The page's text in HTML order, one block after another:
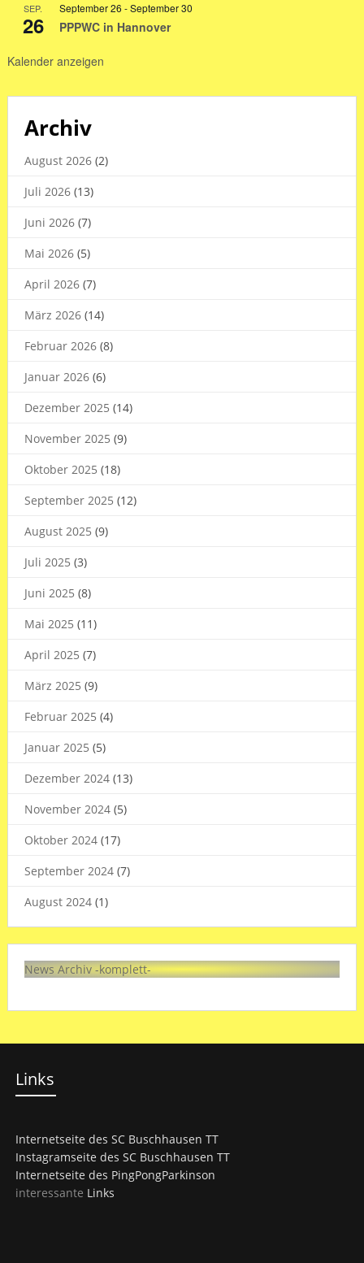
2026
SEP.
26
September 26 -September 30
PPPWC in Hannover
Kalender anzeigen
Archiv
August 2026(2)
Juli 2026(13)
Juni 2026(7)
Mai 2026(5)
April 2026(7)
März 2026(14)
Februar 2026(8)
Januar 2026(6)
Dezember 2025 (14)
November 2025 (9)
Oktober 2025 (18)
September 2025 (12)
August 2025 (9)
Juli 2025 (3)
Juni 2025 (8)
Mai 2025 (11)
April 2025 (7)
März 2025 (9)
Februar 2025 (4)
Januar 2025 (5)
Dezember 2024(13)
November 2024(5)
Oktober 2024(17)
September 2024(7)
August 2024(1)
News Archiv -komplett-
Links
Internetseite des SC Buschhausen TT
Instagramseite des SC Buschhausen TT
Internetseite des PingPongParkinson
interessante Links